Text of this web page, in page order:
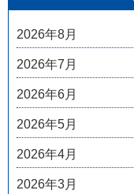
2026年8月
2026年7月
2026年6月
2026年5月
2026年4月
2026年3月